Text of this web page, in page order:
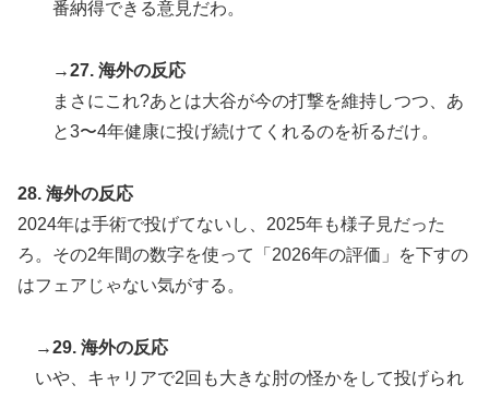
番納得できる意見だわ。
→27. 海外の反応
まさにこれ?あとは大谷が今の打撃を維持しつつ、あ
と3〜4年健康に投げ続けてくれるのを祈るだけ。
28. 海外の反応
2024年は手術で投げてないし、2025年も様子見だった
ろ。その2年間の数字を使って「2026年の評価」を下すの
はフェアじゃない気がする。
→29. 海外の反応
いや、キャリアで2回も大きな肘の怪かをして投げられ